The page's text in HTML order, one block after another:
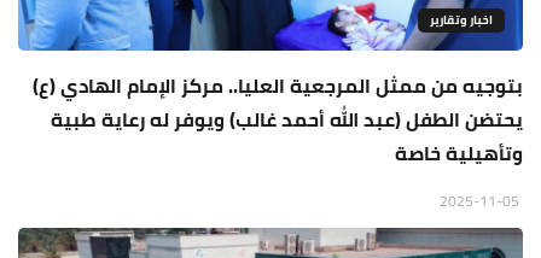
اخبار وتقارير
بتوجيه من ممثل المرجعية العليا.. مركز الإمام الهادي (ع)
يحتضن الطفل (عبد الله أحمد غالب) ويوفر له رعاية طبية
وتأهيلية خاصة